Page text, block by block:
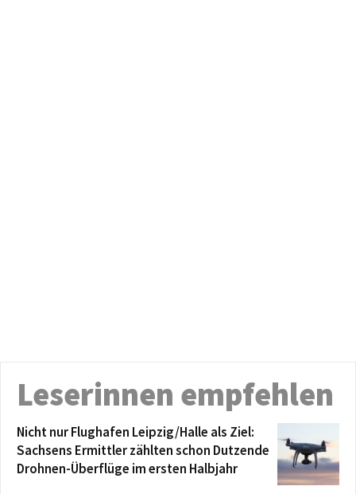
Leserinnen empfehlen
Nicht nur Flughafen Leipzig/Halle als Ziel:
Sachsens Ermittler zählten schon Dutzende
Drohnen-Überflüge im ersten Halbjahr